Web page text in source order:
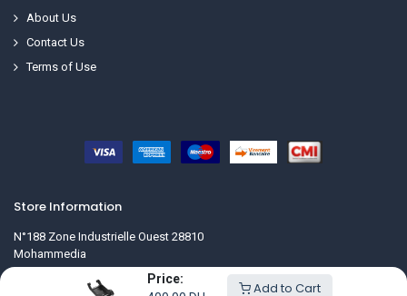
Price:
Add to Cart
About Us
Contact Us
Terms of Use
Store Information
N°188 Zone Industrielle Ouest 28810
Mohammedia
Maroc
contact@tag-plasturgie.com